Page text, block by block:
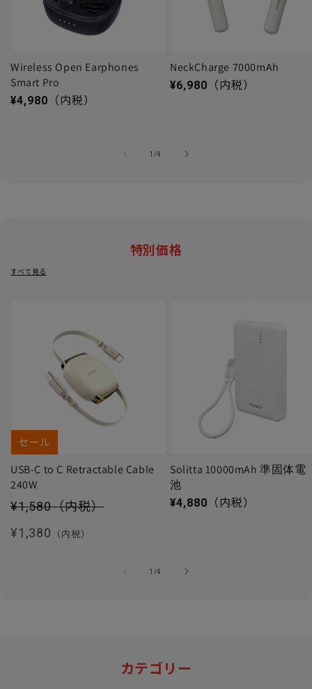
Wireless Open Earphones
Smart Pro
通常価格
¥4,980 （内税）
NeckCharge 7000mAh
通常価格
¥6,980 （内税）
1 /
の4
特別価格
すべて見る
セール
USB-C to C Retractable Cable
240W
セール価格
¥1,580（内税）
通常価格
¥1,380 （内税）
Solitta 10000mAh 準固体電
池
通常価格
¥4,880 （内税）
1 /
の4
カテゴリー